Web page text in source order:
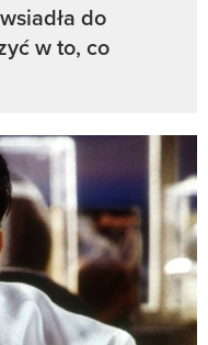
do
w to, co